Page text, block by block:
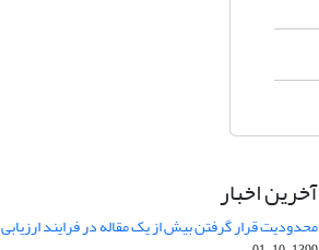
آخرین اخبار
محدودیت قرار گرفتن بیش از یک مقاله در فرایند ارزیابی